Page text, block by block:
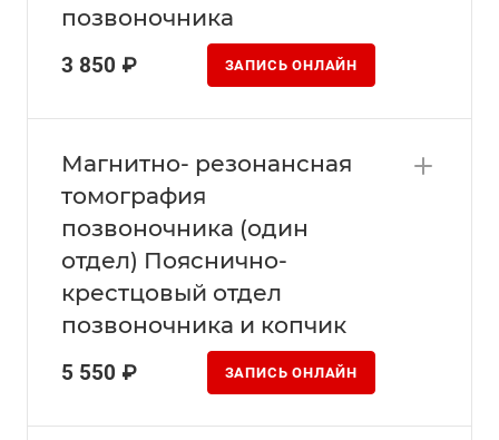
позвоночника
3 850 ₽ ЗАПИСЬ ОНЛАЙН
Магнитно- резонансная
томография
позвоночника (один
отдел) Пояснично-
крестцовый отдел
позвоночника и копчик
5 550 ₽ ЗАПИСЬ ОНЛАЙН